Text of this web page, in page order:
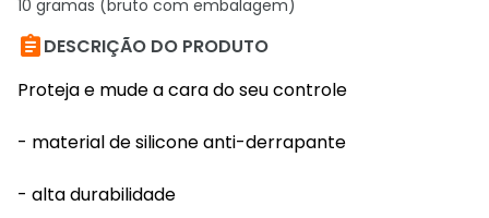
10 gramas (bruto com embalagem)
DESCRIÇÃO DO PRODUTO
Proteja e mude a cara do seu controle
- material de silicone anti-derrapante
- alta durabilidade